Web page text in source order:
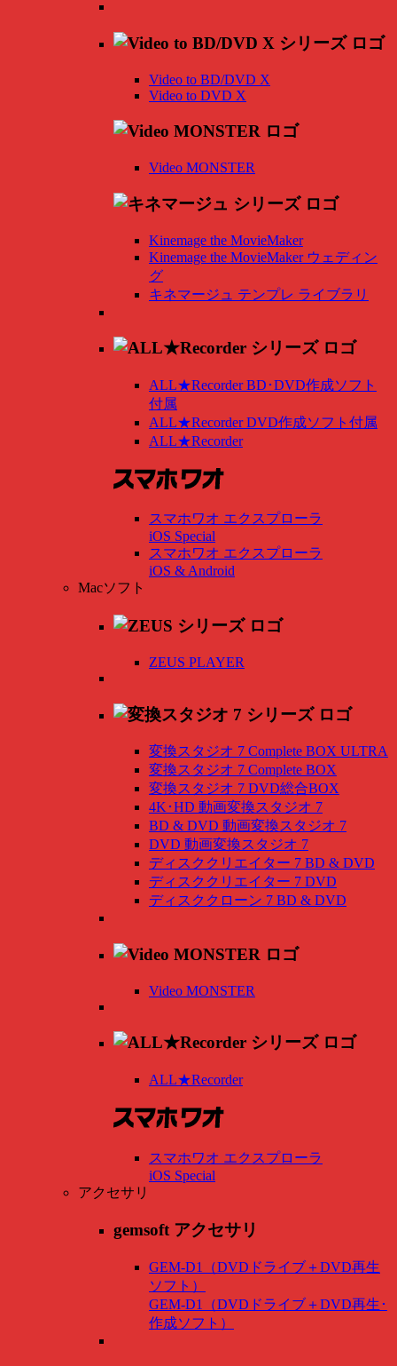
Video to BD/DVD X
Video to DVD X
Video MONSTER
Kinemage the MovieMaker
Kinemage the MovieMaker ウェディン
グ
キネマージュ テンプレ ライブラリ
ALL★Recorder BD･DVD作成ソフト
付属
ALL★Recorder DVD作成ソフト付属
ALL★Recorder
スマホワオ エクスプローラ
iOS Special
スマホワオ エクスプローラ
iOS & Android
Macソフト
ZEUS PLAYER
変換スタジオ 7 Complete BOX ULTRA
変換スタジオ 7 Complete BOX
変換スタジオ 7 DVD総合BOX
4K･HD 動画変換スタジオ 7
BD & DVD 動画変換スタジオ 7
DVD 動画変換スタジオ 7
ディスククリエイター 7 BD & DVD
ディスククリエイター 7 DVD
ディスククローン 7 BD & DVD
Video MONSTER
ALL★Recorder
スマホワオ エクスプローラ
iOS Special
アクセサリ
gemsoft アクセサリ
GEM-D1（DVDドライブ＋DVD再生
ソフト）
GEM-D1（DVDドライブ＋DVD再生･
作成ソフト）